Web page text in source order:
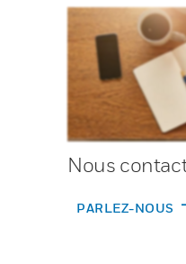
Nous
PARLEZ-NOUS